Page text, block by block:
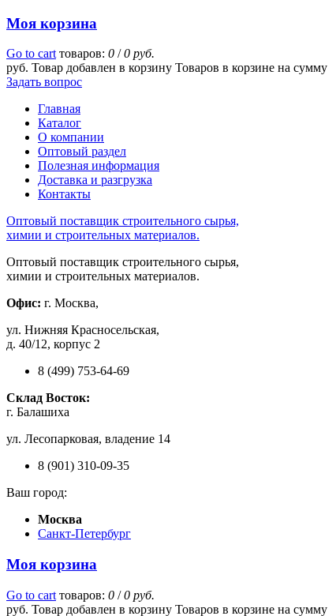
Моя корзина
Go to cart товаров: 0 /0 руб.
руб. Товар добавлен в корзину Товаров в корзине на сумму
Задать вопрос
Главная
Каталог
О компании
Оптовый раздел
Полезная информация
Доставка и разгрузка
Контакты
Оптовый поставщик строительного сырья,
химии и строительных материалов.
Оптовый поставщик строительного сырья,
химии и строительных материалов.
Офис: г. Москва,
ул. Нижняя Красносельская,
д. 40/12, корпус 2
8 (499) 753-64-69
Склад Восток:
г. Балашиха
ул. Лесопарковая, владение 14
8 (901) 310-09-35
Ваш город:
Москва
Санкт-Петербург
Моя корзина
Go to cart товаров: 0 /0 руб.
руб. Товар добавлен в корзину Товаров в корзине на сумму